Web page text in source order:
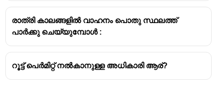
രാത്രി കാലങ്ങളിൽ വാഹനം പൊതു സ്ഥലത്ത്
പാർക്കു ചെയ്യുമ്പോൾ :
റൂട്ട് പെർമിറ്റ് നൽകാനുള്ള അധികാരി ആര്?